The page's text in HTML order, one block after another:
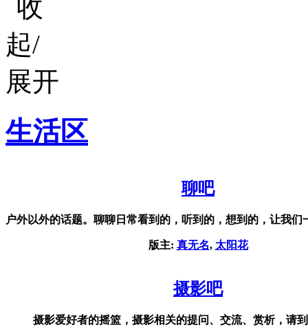
生活区
聊吧
户外以外的话题。聊聊日常看到的，听到的，想到的，让我
版主: 真无名, 太阳花
摄影吧
摄影爱好者的摇篮，摄影相关的提问、交流、赏析，